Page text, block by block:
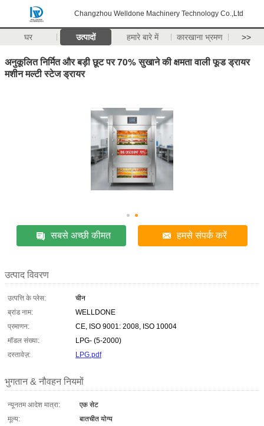
Changzhou Welldone Machinery Technology Co.,Ltd
घर उत्पादों हमारे बारे में कारखाना भ्रमण >>
अनुकूलित निर्मित और बड़ी छूट पर 70% सुखाने की क्षमता वाली फूड ड्रायर
मशीन मल्टी स्टेज ड्रायर
सबसे अच्छी कीमत हमसे संपर्क करें
उत्पाद विवरण
उत्पत्ति के प्लेस:
चीन
ब्रांड नाम:
WELLDONE
प्रमाणन:
CE, ISO 9001: 2008, ISO 10004
मॉडल संख्या:
LPG- (5-2000)
दस्तावेज़:
LPG.pdf
भुगतान & नौवहन नियमों
न्यूनतम आदेश मात्रा:
एक सेट
मूल्य:
बातचीत योग्य